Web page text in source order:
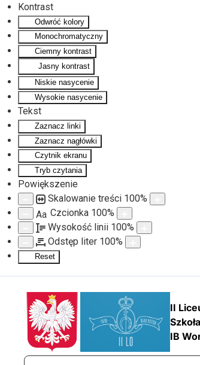
Kontrast
Odwróć kolory
Monochromatyczny
Ciemny kontrast
Jasny kontrast
Niskie nasycenie
Wysokie nasycenie
Tekst
Zaznacz linki
Zaznacz nagłówki
Czytnik ekranu
Tryb czytania
Powiększenie
Skalowanie treści 100%
Aa Czcionka 100%
Wysokość linii 100%
Odstęp liter 100%
Reset
II
IB